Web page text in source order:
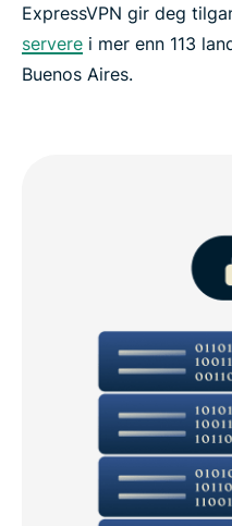
ExpressVPN gir deg
servere i mer enn 113
Buenos Aires.